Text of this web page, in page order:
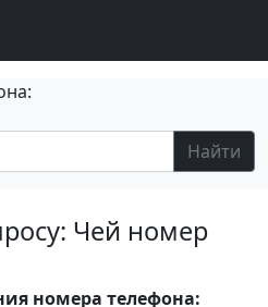
Найти
Чей номер
номера телефона: